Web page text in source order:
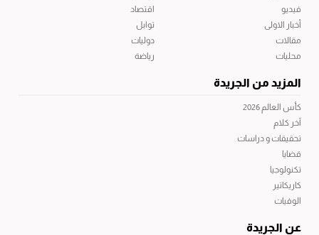
فيديو
أخبار الاولى
مقالات
محليات
اقتصاد
توابل
دوليات
رياضة
المزيد من الجريدة
كأس العالم 2026
آخر كلام
تحقيقات و دراسات
قضايا
تكنولوجيا
كاريكاتير
الوفيات
عن الجريدة